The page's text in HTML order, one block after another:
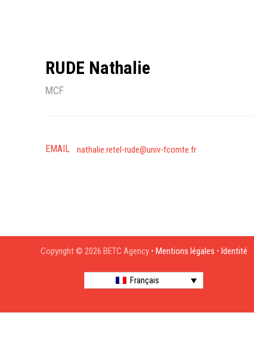
RUDE Nathalie
MCF
EMAIL nathalie.retel-rude@univ-fcomte.fr
Copyright © 2026 BETC Agency • Mentions légales • Identité
Français